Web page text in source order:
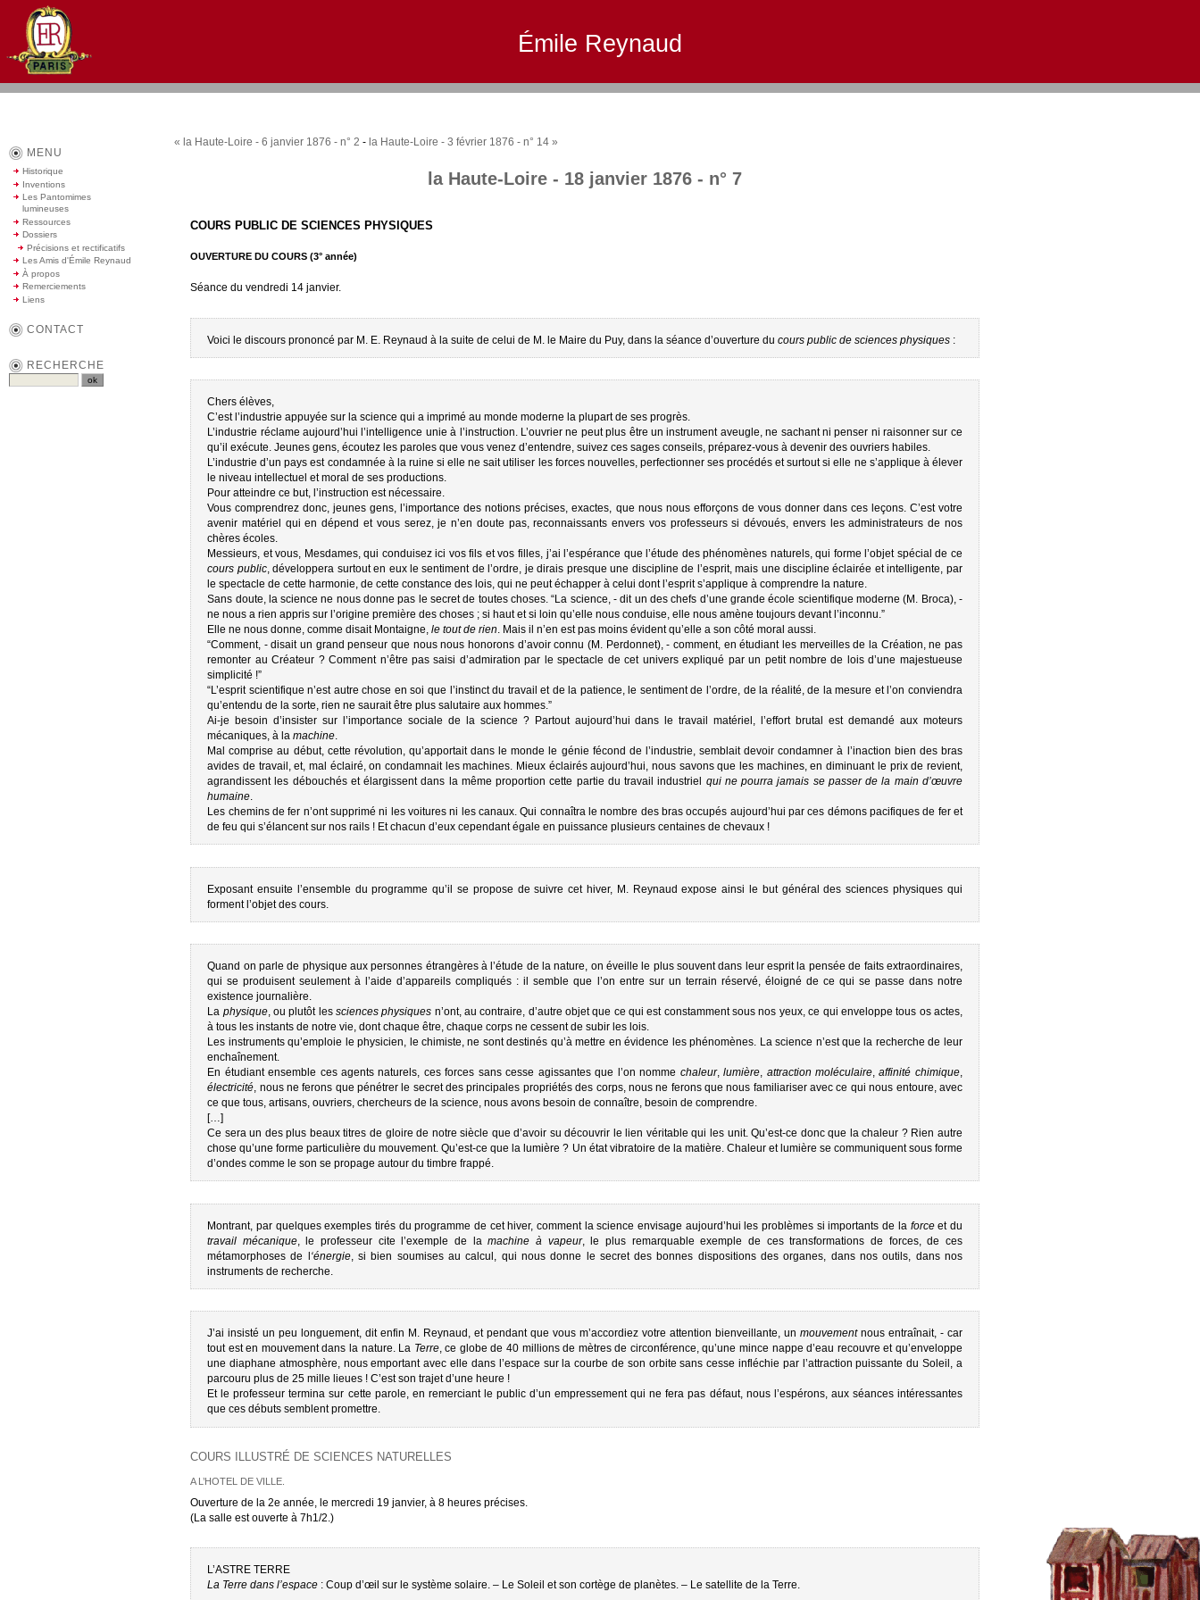
Émile Reynaud
« la Haute-Loire - 6 janvier 1876 - n° 2 - la Haute-Loire - 3 février 1876 - n° 14 »
la Haute-Loire - 18 janvier 1876 - n° 7
COURS PUBLIC DE SCIENCES PHYSIQUES
OUVERTURE DU COURS (3° année)
Séance du vendredi 14 janvier.
Voici le discours prononcé par M. E. Reynaud à la suite de celui de M. le Maire du Puy, dans la séance d’ouverture ducours public de sciences physiques :
Chers élèves,
C’est l’industrie appuyée sur la science qui a imprimé au monde moderne la plupart de ses progrès.
L’industrie réclame aujourd’hui l’intelligence unie à l’instruction. L’ouvrier ne peut plus être un instrument aveugle, ne sachant ni penser ni raisonner sur ce
qu’il exécute. Jeunes gens, écoutez les paroles que vous venez d’entendre, suivez ces sages conseils, préparez-vous à devenir des ouvriers habiles.
L’industrie d’un pays est condamnée à la ruine si elle ne sait utiliser les forces nouvelles, perfectionner ses procédés et surtout si elle ne s’applique à élever
le niveau intellectuel et moral de ses productions.
Pour atteindre ce but, l’instruction est nécessaire.
Vous comprendrez donc, jeunes gens, l’importance des notions précises, exactes, que nous nous efforçons de vous donner dans ces leçons. C’est votre
avenir matériel qui en dépend et vous serez, je n’en doute pas, reconnaissants envers vos professeurs si dévoués, envers les administrateurs de nos
chères écoles.
Messieurs, et vous, Mesdames, qui conduisez ici vos fils et vos filles, j’ai l’espérance que l’étude des phénomènes naturels, qui forme l’objet spécial de ce
cours public, développera surtout en eux le sentiment de l’ordre, je dirais presque une discipline de l’esprit, mais une discipline éclairée et intelligente, par
le spectacle de cette harmonie, de cette constance des lois, qui ne peut échapper à celui dont l’esprit s’applique à comprendre la nature.
Sans doute, la science ne nous donne pas le secret de toutes choses. “La science, - dit un des chefs d’une grande école scientifique moderne (M. Broca), -
ne nous a rien appris sur l’origine première des choses ; si haut et si loin qu’elle nous conduise, elle nous amène toujours devant l’inconnu.”
Elle ne nous donne, comme disait Montaigne,le tout de rien. Mais il n’en est pas moins évident qu’elle a son côté moral aussi.
“Comment, - disait un grand penseur que nous nous honorons d’avoir connu (M. Perdonnet), - comment, en étudiant les merveilles de la Création, ne pas
remonter au Créateur ? Comment n’être pas saisi d’admiration par le spectacle de cet univers expliqué par un petit nombre de lois d’une majestueuse
simplicité !”
“L’esprit scientifique n’est autre chose en soi que l’instinct du travail et de la patience, le sentiment de l’ordre, de la réalité, de la mesure et l’on conviendra
qu’entendu de la sorte, rien ne saurait être plus salutaire aux hommes.”
Ai-je besoin d’insister sur l’importance sociale de la science ? Partout aujourd’hui dans le travail matériel, l’effort brutal est demandé aux moteurs
mécaniques, à lamachine.
Mal comprise au début, cette révolution, qu’apportait dans le monde le génie fécond de l’industrie, semblait devoir condamner à l’inaction bien des bras
avides de travail, et, mal éclairé, on condamnait les machines. Mieux éclairés aujourd’hui, nous savons que les machines, en diminuant le prix de revient,
agrandissent les débouchés et élargissent dans la même proportion cette partie du travail industriel qui ne pourra jamais se passer de la main d’œuvre
humaine.
Les chemins de fer n’ont supprimé ni les voitures ni les canaux. Qui connaîtra le nombre des bras occupés aujourd’hui par ces démons pacifiques de fer et
de feu qui s’élancent sur nos rails ! Et chacun d’eux cependant égale en puissance plusieurs centaines de chevaux !
Exposant ensuite l’ensemble du programme qu’il se propose de suivre cet hiver, M. Reynaud expose ainsi le but général des sciences physiques qui
forment l’objet des cours.
Quand on parle de physique aux personnes étrangères à l’étude de la nature, on éveille le plus souvent dans leur esprit la pensée de faits extraordinaires,
qui se produisent seulement à l’aide d’appareils compliqués : il semble que l’on entre sur un terrain réservé, éloigné de ce qui se passe dans notre
existence journalière.
La physique, ou plutôt les sciences physiques n’ont, au contraire, d’autre objet que ce qui est constamment sous nos yeux, ce qui enveloppe tous os actes,
à tous les instants de notre vie, dont chaque être, chaque corps ne cessent de subir les lois.
Les instruments qu’emploie le physicien, le chimiste, ne sont destinés qu’à mettre en évidence les phénomènes. La science n’est que la recherche de leur
enchaînement.
En étudiant ensemble ces agents naturels, ces forces sans cesse agissantes que l’on nomme chaleur,lumière, attraction moléculaire,affinité chimique,
électricité, nous ne ferons que pénétrer le secret des principales propriétés des corps, nous ne ferons que nous familiariser avec ce qui nous entoure, avec
ce que tous, artisans, ouvriers, chercheurs de la science, nous avons besoin de connaître, besoin de comprendre.
[…]
Ce sera un des plus beaux titres de gloire de notre siècle que d’avoir su découvrir le lien véritable qui les unit. Qu’est-ce donc que la chaleur ? Rien autre
chose qu’une forme particulière du mouvement. Qu’est-ce que la lumière ? Un état vibratoire de la matière. Chaleur et lumière se communiquent sous forme
d’ondes comme le son se propage autour du timbre frappé.
Montrant, par quelques exemples tirés du programme de cet hiver, comment la science envisage aujourd’hui les problèmes si importants de la forceet du
travail mécanique, le professeur cite l’exemple de lamachine à vapeur, le plus remarquable exemple de ces transformations de forces, de ces
métamorphoses de l‘énergie, si bien soumises au calcul, qui nous donne le secret des bonnes dispositions des organes, dans nos outils, dans nos
instruments de recherche.
J’ai insisté un peu longuement, dit enfin M. Reynaud, et pendant que vous m’accordiez votre attention bienveillante, un mouvementnous entraînait, - car
tout est en mouvement dans la nature. La Terre, ce globe de 40 millions de mètres de circonférence, qu’une mince nappe d’eau recouvre et qu’enveloppe
une diaphane atmosphère, nous emportant avec elle dans l’espace sur la courbe de son orbite sans cesse infléchie par l’attraction puissante du Soleil, a
parcouru plus de 25 mille lieues ! C’est son trajet d’une heure !
Et le professeur termina sur cette parole, en remerciant le public d’un empressement qui ne fera pas défaut, nous l’espérons, aux séances intéressantes
que ces débuts semblent promettre.
COURS ILLUSTRÉ DE SCIENCES NATURELLES
A L’HOTEL DE VILLE.
Ouverture de la 2e année, le mercredi 19 janvier, à 8 heures précises.
(La salle est ouverte à 7h1/2.)
L’ASTRE TERRE
La Terre dans l’espace : Coup d’œil sur le système solaire. – Le Soleil et son cortège de planètes. – Le satellite de la Terre.
MENU
Historique
Inventions
Les Pantomimes
lumineuses
Ressources
Dossiers
Précisions et rectificatifs
Les Amis d'Émile Reynaud
À propos
Remerciements
Liens
CONTACT
RECHERCHE